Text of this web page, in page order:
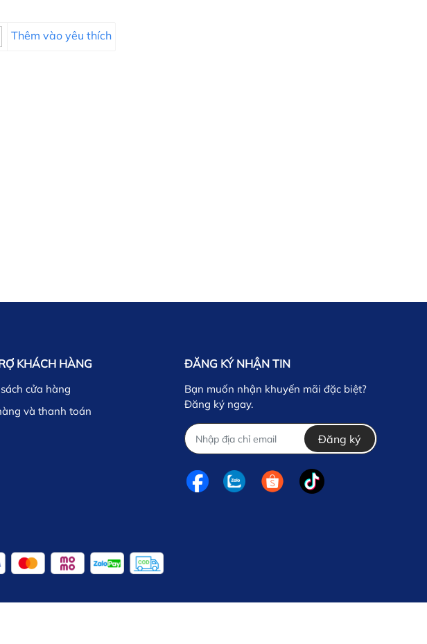
Thêm vào yêu thích
KHÁCH HÀNG
cửa hàng
và thanh toán
ĐĂNG KÝ NHẬN TIN
Bạn muốn nhận khuyến mãi đặc biệt?
Đăng ký ngay.
Đăng ký